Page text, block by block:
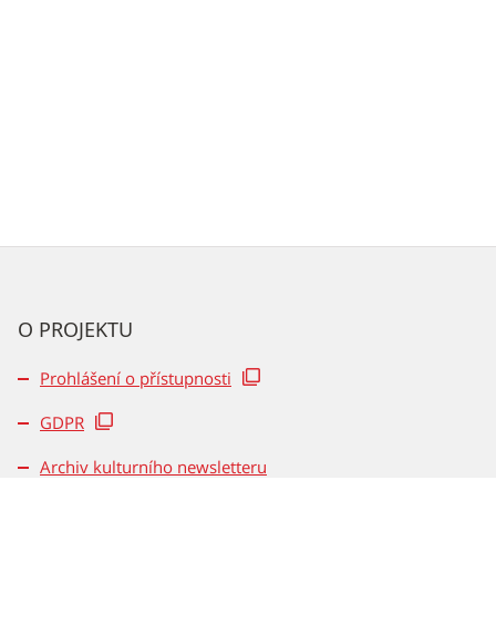
O PROJEKTU
Prohlášení o přístupnosti
GDPR
Archiv kulturního newsletteru